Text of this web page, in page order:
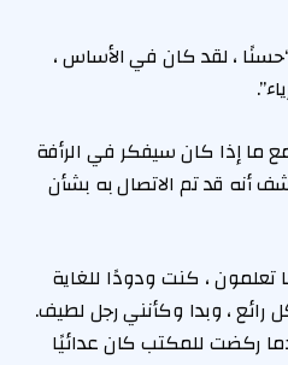
، لقد كان في الأساس ،
مع ما إذا كان سيفكر في الرأفة
أنه قد تم الاتصال به بشأن
تعلمون ، كنت ودودًا للغاية
، وبدا وكأنني رجل لطيف.
ركضت للمكتب كان عدائيًا